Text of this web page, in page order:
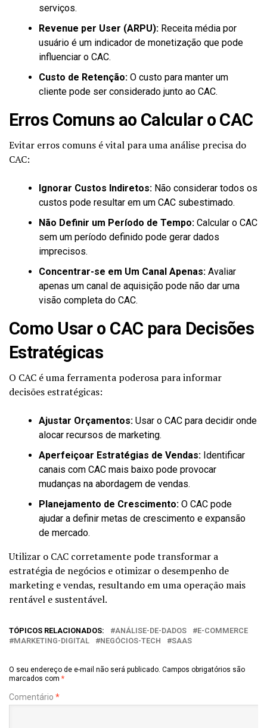
serviços.
Revenue per User (ARPU): Receita média por
usuário é um indicador de monetização que pode
influenciar o CAC.
Custo de Retenção: O custo para manter um
cliente pode ser considerado junto ao CAC.
Erros Comuns ao Calcular o CAC
Evitar erros comuns é vital para uma análise precisa do
CAC:
Ignorar Custos Indiretos: Não considerar todos os
custos pode resultar em um CAC subestimado.
Não Definir um Período de Tempo: Calcular o CAC
sem um período definido pode gerar dados
imprecisos.
Concentrar-se em Um Canal Apenas: Avaliar
apenas um canal de aquisição pode não dar uma
visão completa do CAC.
Como Usar o CAC para Decisões
Estratégicas
O CAC é uma ferramenta poderosa para informar
decisões estratégicas:
Ajustar Orçamentos: Usar o CAC para decidir onde
alocar recursos de marketing.
Aperfeiçoar Estratégias de Vendas: Identificar
canais com CAC mais baixo pode provocar
mudanças na abordagem de vendas.
Planejamento de Crescimento: O CAC pode
ajudar a definir metas de crescimento e expansão
de mercado.
Utilizar o CAC corretamente pode transformar a
estratégia de negócios e otimizar o desempenho de
marketing e vendas, resultando em uma operação mais
rentável e sustentável.
TÓPICOS RELACIONADOS: ANÁLISE-DE-DADOS
E-COMMERCE
MARKETING-DIGITAL
NEGÓCIOS-TECH SAAS
O seu endereço de e-mail não será publicado. Campos obrigatórios são
marcados com *
Comentário *